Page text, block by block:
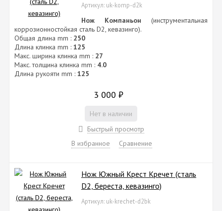
Артикул: uk-komp-d2k
Нож Компаньон (инструментальная
коррозионностойкая сталь D2, кевазинго).
Общая длина mm : 250
Длина клинка mm : 125
Макс. ширина клинка mm : 27
Макс. толщина клинка mm : 4.0
Длина рукояти mm : 125
3 000 ₽
Нет в наличии
Быстрый просмотр
В избранное
Сравнение
Нож Южный Крест Кречет (сталь
D2, береста, кевазинго)
Артикул: uk-krechet-d2bk